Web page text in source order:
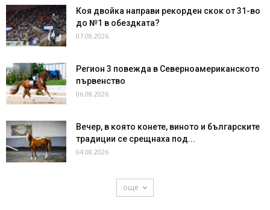
Коя двойка направи рекорден скок от 31-во
до №1 в обездката?
07.08.2026
Регион 3 повежда в Северноамериканското
първенство
06.08.2026
Вечер, в която конете, виното и българските
традиции се срещнаха под...
04.08.2026
още